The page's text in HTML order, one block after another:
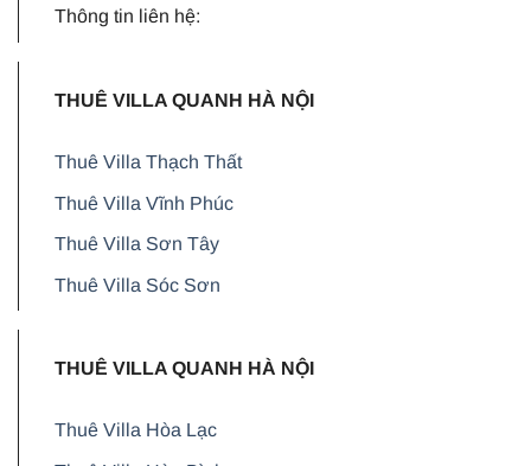
Thông tin liên hệ:
THUÊ VILLA QUANH HÀ NỘI
Thuê Villa Thạch Thất
Thuê Villa Vĩnh Phúc
Thuê Villa Sơn Tây
Thuê Villa Sóc Sơn
THUÊ VILLA QUANH HÀ NỘI
Thuê Villa Hòa Lạc